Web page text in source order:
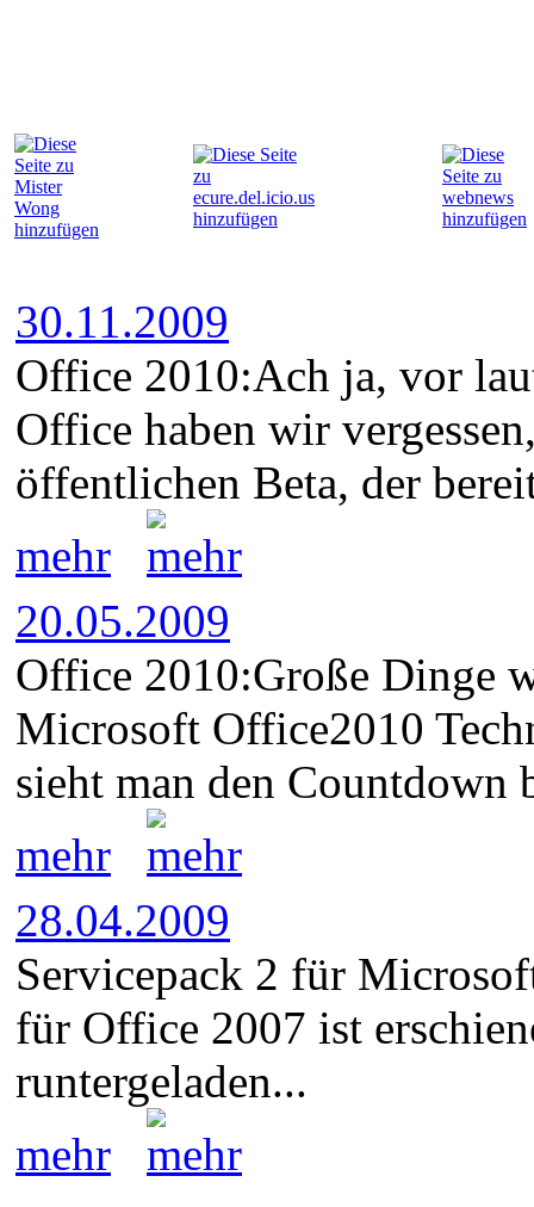
30.11.2009
Office 2010:Ach ja, vor
Office haben wir
öffentlichen Beta, der
mehr
20.05.2009
Office 2010:Große Dinge
Microsoft Office2010
sieht man den Countdown
mehr
28.04.2009
Servicepack 2 für
für Office 2007 ist
runtergeladen...
mehr